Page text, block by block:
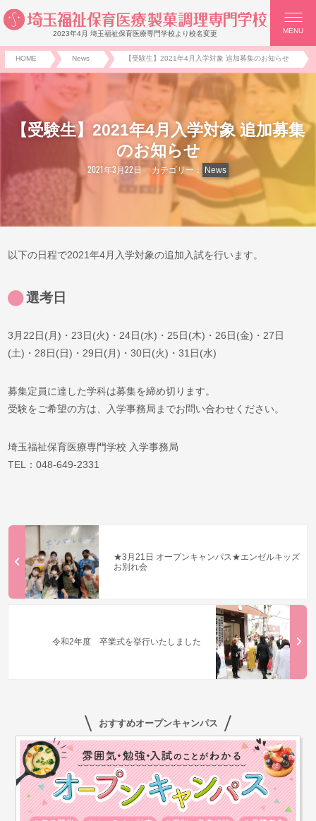
2023年4月 埼玉福祉保育医療専門学校より校名変更 MENU
HOME News 【受験生】2021年4月入学対象 追加募集のお知らせ
【受験生】2021年4月入学対象 追加募集
のお知らせ
2021年3月22日 カテゴリー： News
以下の日程で2021年4月入学対象の追加入試を行います。
選考日
3月22日(月)・23日(火)・24日(水)・25日(木)・26日(金)・27日
(土)・28日(日)・29日(月)・30日(火)・31日(水)
募集定員に達した学科は募集を締め切ります。
受験をご希望の方は、入学事務局までお問い合わせください。
埼玉福祉保育医療専門学校 入学事務局
TEL：048-649-2331
★3月21日 オープンキャンパス★エンゼルキッズ
お別れ会
令和2年度 卒業式を挙行いたしました
おすすめオープンキャンパス